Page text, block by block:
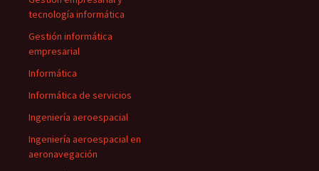
tecnología informática
Gestión informática
empresarial
Informática
Informática de servicios
Ingeniería aeroespacial
Ingeniería aeroespacial en
aeronavegación